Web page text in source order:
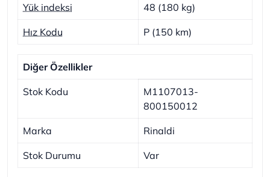
Yük indeksi 48 (180 kg)
Hız Kodu P (150 km)
Diğer Özellikler
Stok Kodu
M1107013-
800150012
Marka Rinaldi
Stok Durumu Var